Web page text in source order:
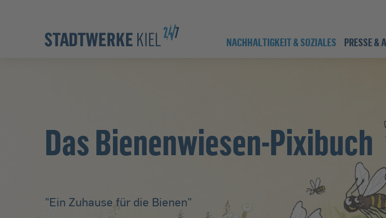
NACHHALTIGKEIT & SOZIALES PRESSE &
Das Bienenwiesen-Pixibuch
"Ein Zuhause für die Bienen"